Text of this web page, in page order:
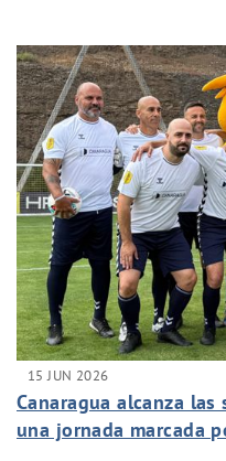
15 JUN 2026
Canaragua alcanza las
una jornada marcada